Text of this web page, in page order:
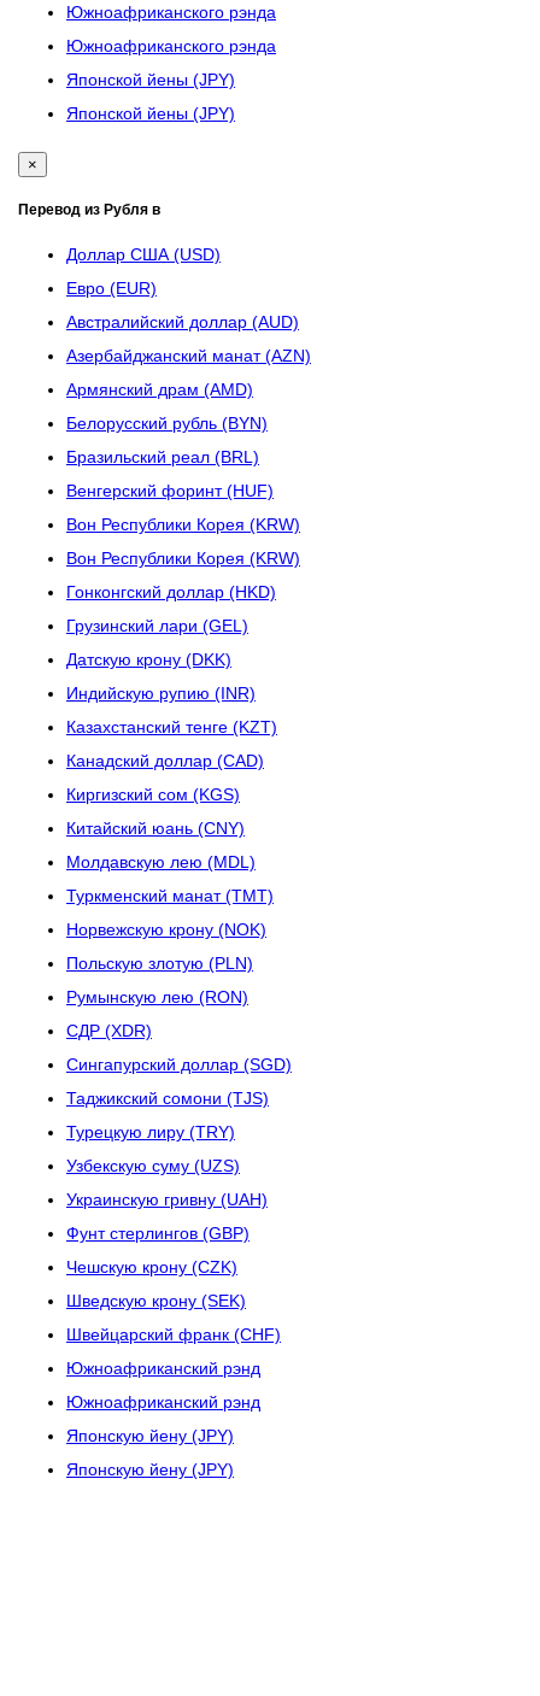
Южноафриканского рэнда
Южноафриканского рэнда
Японской йены (JPY)
Японской йены (JPY)
×
Перевод из Рубля в
Доллар США (USD)
Евро (EUR)
Австралийский доллар (AUD)
Азербайджанский манат (AZN)
Армянский драм (AMD)
Белорусский рубль (BYN)
Бразильский реал (BRL)
Венгерский форинт (HUF)
Вон Республики Корея (KRW)
Вон Республики Корея (KRW)
Гонконгский доллар (HKD)
Грузинский лари (GEL)
Датскую крону (DKK)
Индийскую рупию (INR)
Казахстанский тенге (KZT)
Канадский доллар (CAD)
Киргизский сом (KGS)
Китайский юань (CNY)
Молдавскую лею (MDL)
Туркменский манат (TMT)
Норвежскую крону (NOK)
Польскую злотую (PLN)
Румынскую лею (RON)
СДР (XDR)
Сингапурский доллар (SGD)
Таджикский сомони (TJS)
Турецкую лиру (TRY)
Узбекскую суму (UZS)
Украинскую гривну (UAH)
Фунт стерлингов (GBP)
Чешскую крону (CZK)
Шведскую крону (SEK)
Швейцарский франк (CHF)
Южноафриканский рэнд
Южноафриканский рэнд
Японскую йену (JPY)
Японскую йену (JPY)